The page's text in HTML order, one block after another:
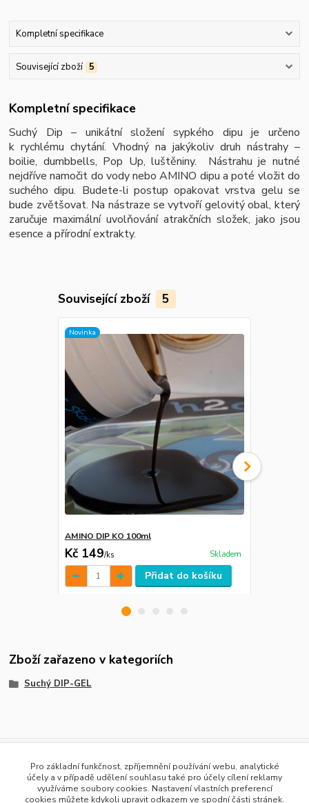
Kompletní specifikace
Související zboží 5
Kompletní specifikace
Suchý Dip – unikátní složení sypkého dipu je určeno
k rychlému chytání. Vhodný na jakýkoliv druh nástrahy –
boilie, dumbbells, Pop Up, luštěniny. Nástrahu je nutné
nejdříve namočit do vody nebo AMINO dipu a poté vložit do
suchého dipu. Budete-li postup opakovat vrstva gelu se
bude zvětšovat. Na nástraze se vytvoří gelovitý obal, který
zaručuje maximální uvolňování atrakčních složek, jako jsou
esence a přírodní extrakty.
Související zboží 5
Novinka
AMINO DIP KO 100ml
Kč 149/ks Skladem
Přidat do košíku
Zboží zařazeno v kategoriích
Suchý DIP-GEL
Pro základní funkčnost, zpříjemnění používání webu, analytické
účely a v případě udělení souhlasu také pro účely cílení reklamy
využíváme soubory cookies. Nastavení vlastních preferencí
cookies můžete kdykoli upravit odkazem ve spodní části stránek.